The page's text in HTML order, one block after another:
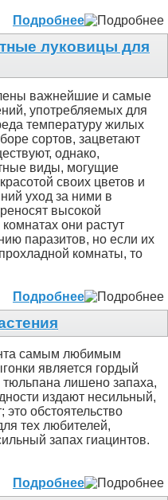
Подробнее
луковицы для
важнейшие и самые
употребляемых для
температуру жилых
сортов, зацветают
однако,
виды, могущие
своих цветов и
уход за ними в
высокой
они растут
паразитов, но если их
комнаты, то
Подробнее
самым любимым
является гордый
лишено запаха,
издают несильный,
обстоятельство
тех любителей,
запах гиацинтов.
Подробнее